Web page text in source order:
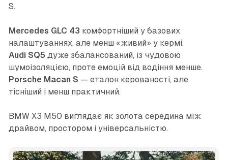
S.
Mercedes GLC 43 комфортніший у базових
налаштуваннях, але менш «живий» у кермі.
Audi SQ5 дуже збалансований, із чудовою
шумоізоляцією, проте емоцій від водіння менше.
Porsche Macan S — еталон керованості, але
тісніший і менш практичний.
BMW X3 M50 виглядає як золота середина між
драйвом, простором і універсальністю.